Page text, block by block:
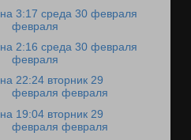
на 3:17 среда 30 февраля
февраля
на 2:16 среда 30 февраля
февраля
на 22:24 вторник 29
февраля февраля
на 19:04 вторник 29
февраля февраля